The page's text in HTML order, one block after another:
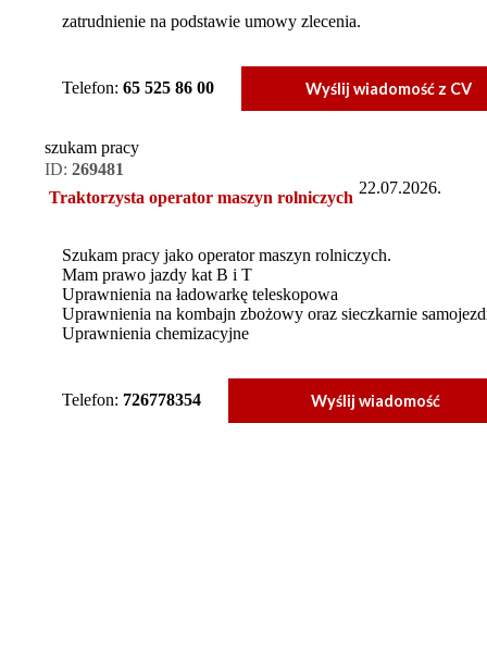
zatrudnienie na podstawie umowy zlecenia.
Telefon: 65 525 86 00 Wyślij wiadomość z CV
szukam pracy
ID: 269481
Traktorzysta operator maszyn rolniczych
22.07.2026.
Szukam pracy jako operator maszyn rolniczych.
Mam prawo jazdy kat B i T
Uprawnienia na ładowarkę teleskopowa
Uprawnienia na kombajn zbożowy oraz sieczkarnie
Uprawnienia chemizacyjne
Telefon: 726778354 Wyślij wiadomość